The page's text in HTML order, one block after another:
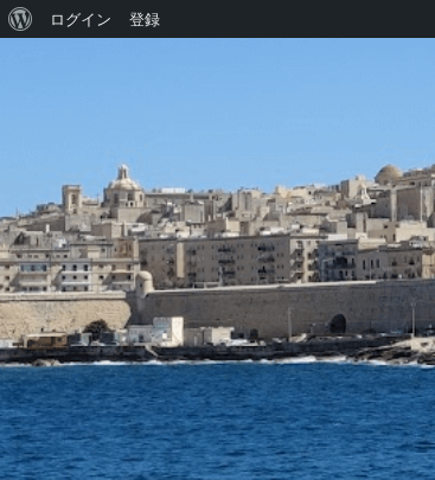
WordPress
ログイン 登録